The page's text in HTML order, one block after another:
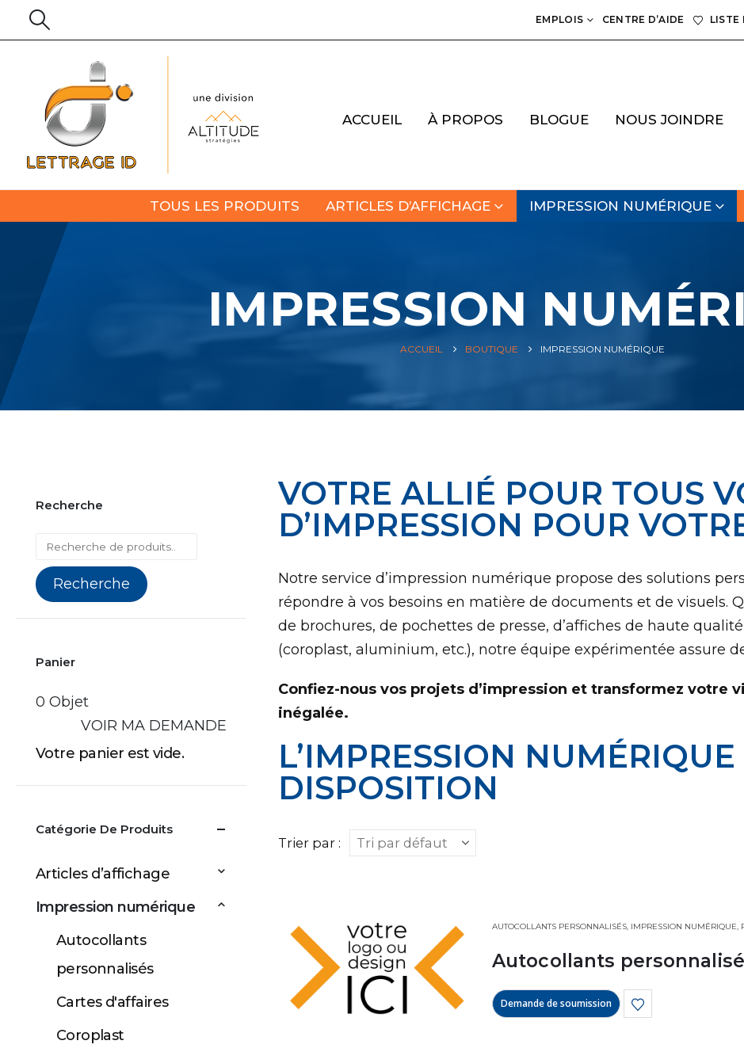
EMPLOIS CENTRE D’AIDE LISTE
ACCUEIL À PROPOS BLOGUE NOUS JOINDRE
TOUS LES PRODUITS ARTICLES D’AFFICHAGE IMPRESSION NUMÉRIQUE
IMPRESSION
ACCUEIL BOUTIQUE IMPRESSION NUMÉRIQUE
VOTRE ALLIÉ POUR TOUS
D’IMPRESSION POUR
Notre service d’impression numérique propose des solutions
répondre à vos besoins en matière de documents et de visuels.
de brochures, de pochettes de presse, d’affiches de haute
(coroplast, aluminium, etc.), notre équipe expérimentée assure
Confiez-nous vos projets d’impression et transformez votre
inégalée.
L’IMPRESSION
DISPOSITION
Trier par :
AUTOCOLLANTS PERSONNALISÉS, IMPRESSION NUMÉRIQUE,
Autocollants
Demande de soumission
Recherche
Recherche
Panier
0 Objet
VOIR MA DEMANDE
Votre panier est vide.
Catégorie De Produits
Articles d’affichage
Impression numérique
Autocollants
personnalisés
Cartes d'affaires
Coroplast